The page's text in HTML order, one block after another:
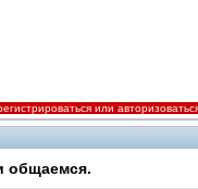
или
общаемся.